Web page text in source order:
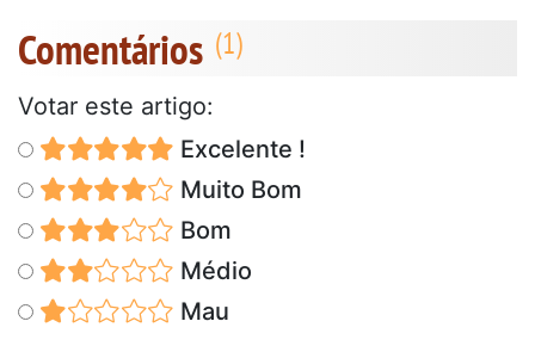
Comentários
Votar este artigo:
Excelente !
Muito Bom
Bom
Médio
Mau